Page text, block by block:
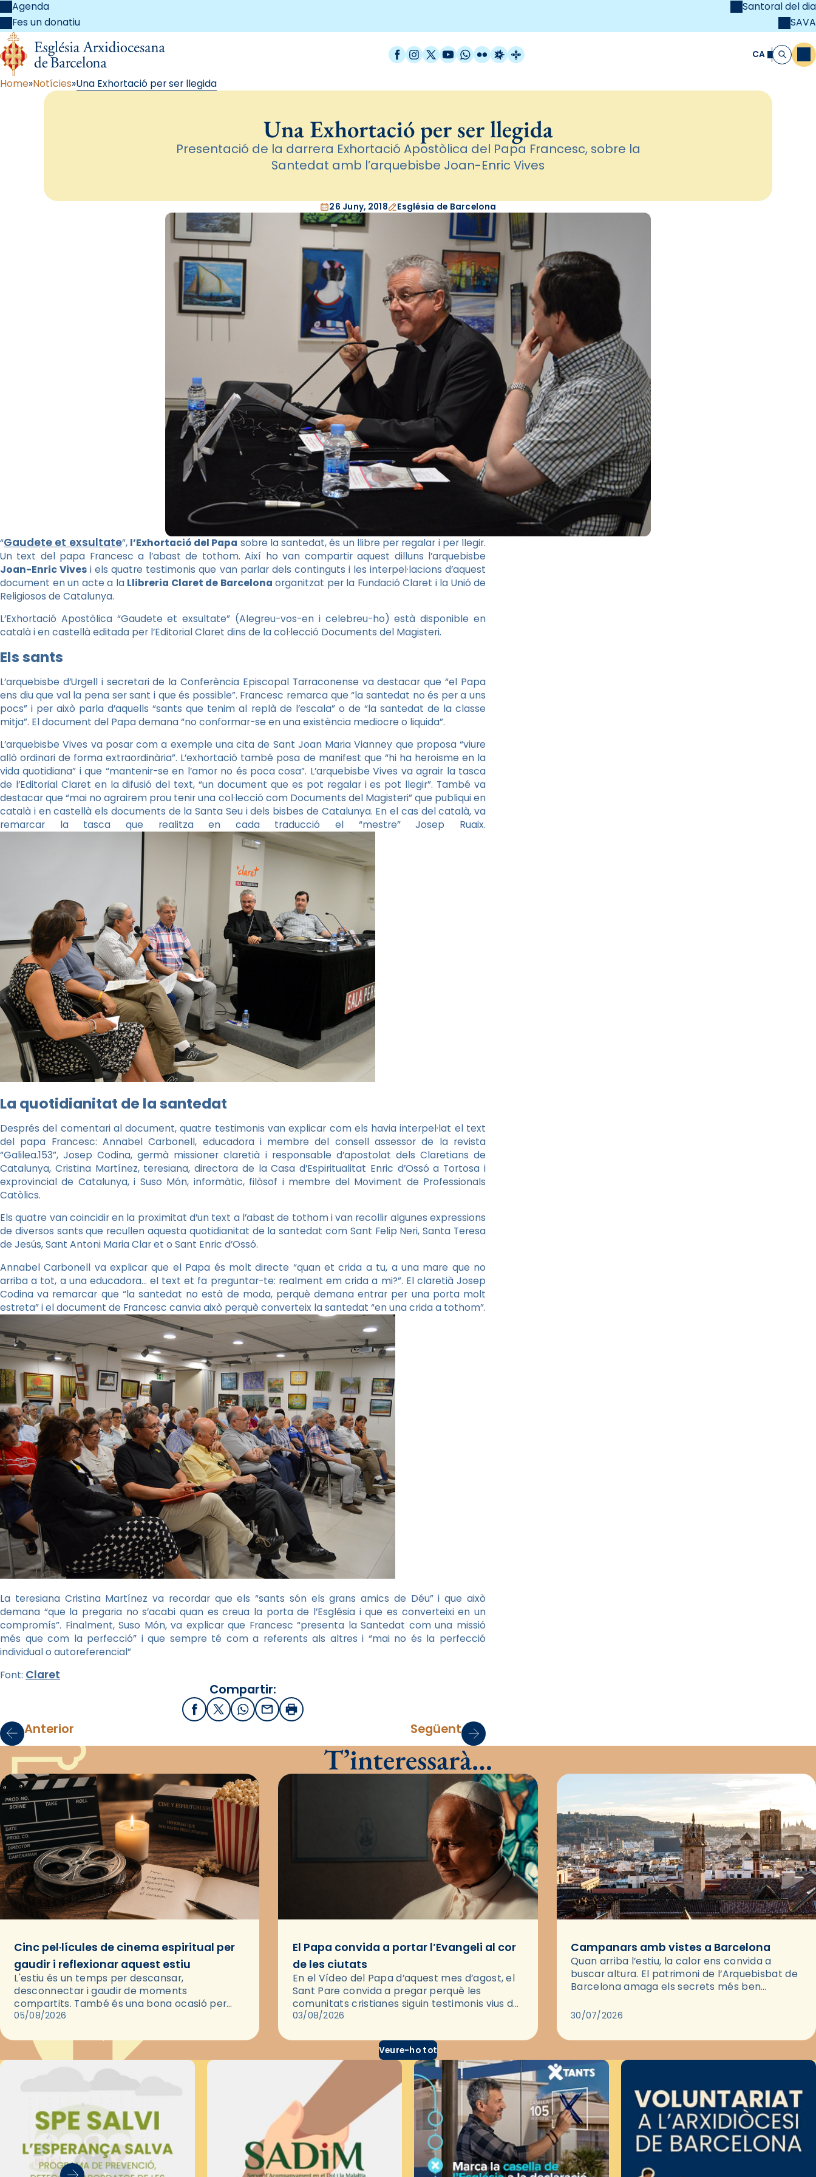
Agenda
Fes un donatiu
Santoral del dia
SAVA
Facebook
Instagram
X / Twitter
YouTube
WhatsApp
FlickrRadio Estel
Catalunya Cristiana CA Cerca
Home Notícies Una Exhortació per ser llegida
Una Exhortació per ser llegida
Presentació de la darrera Exhortació Apostòlica del Papa Francesc, sobre la
Santedat amb l’arquebisbe Joan-Enric Vives
26 Juny, 2018 Església de Barcelona
“Gaudete et exsultate”, l’Exhortació del Papa sobre la santedat, és un llibre per regalar i per llegir.
Un text del papa Francesc a l’abast de tothom. Així ho van compartir aquest dilluns l’arquebisbe
Joan-Enric Vives i els quatre testimonis que van parlar dels continguts i les interpel·lacions d’aquest
document en un acte a la Llibreria Claret de Barcelona organitzat per la Fundació Claret i la Unió de
Religiosos de Catalunya.
L’Exhortació Apostòlica “Gaudete et exsultate” (Alegreu-vos-en i celebreu-ho) està disponible en
català i en castellà editada per l’Editorial Claret dins de la col·lecció Documents del Magisteri.
Els sants
L’arquebisbe d’Urgell i secretari de la Conferència Episcopal Tarraconense va destacar que “el Papa
ens diu que val la pena ser sant i que és possible”. Francesc remarca que “la santedat no és per a uns
pocs” i per això parla d’aquells “sants que tenim al replà de l’escala” o de “la santedat de la classe
mitja”. El document del Papa demana “no conformar-se en una existència mediocre o liquida”.
L’arquebisbe Vives va posar com a exemple una cita de Sant Joan Maria Vianney que proposa “viure
allò ordinari de forma extraordinària”. L’exhortació també posa de manifest que “hi ha heroisme en la
vida quotidiana” i que “mantenir-se en l’amor no és poca cosa”. L’arquebisbe Vives va agrair la tasca
de l’Editorial Claret en la difusió del text, “un document que es pot regalar i es pot llegir”. També va
destacar que “mai no agrairem prou tenir una col·lecció com Documents del Magisteri” que publiqui en
català i en castellà els documents de la Santa Seu i dels bisbes de Catalunya. En el cas del català, va
remarcar la tasca que realitza en cada traducció el “mestre” Josep Ruaix.
La quotidianitat de la santedat
Després del comentari al document, quatre testimonis van explicar com els havia interpel·lat el text
del papa Francesc: Annabel Carbonell, educadora i membre del consell assessor de la revista
“Galilea.153”, Josep Codina, germà missioner claretià i responsable d’apostolat dels Claretians de
Catalunya, Cristina Martínez, teresiana, directora de la Casa d’Espiritualitat Enric d’Ossó a Tortosa i
exprovincial de Catalunya, i Suso Món, informàtic, filòsof i membre del Moviment de Professionals
Catòlics.
Els quatre van coincidir en la proximitat d’un text a l’abast de tothom i van recollir algunes expressions
de diversos sants que recullen aquesta quotidianitat de la santedat com Sant Felip Neri, Santa Teresa
de Jesús, Sant Antoni Maria Clar et o Sant Enric d’Ossó.
Annabel Carbonell va explicar que el Papa és molt directe “quan et crida a tu, a una mare que no
arriba a tot, a una educadora… el text et fa preguntar-te: realment em crida a mi?”. El claretià Josep
Codina va remarcar que “la santedat no està de moda, perquè demana entrar per una porta molt
estreta” i el document de Francesc canvia això perquè converteix la santedat “en una crida a tothom”.
La teresiana Cristina Martínez va recordar que els “sants són els grans amics de Déu” i que això
demana “que la pregaria no s’acabi quan es creua la porta de l’Església i que es converteixi en un
compromís”. Finalment, Suso Món, va explicar que Francesc “presenta la Santedat com una missió
més que com la perfecció” i que sempre té com a referents als altres i “mai no és la perfecció
individual o autoreferencial”
Font: Claret
Compartir:
FacebookX / Twitter
WhatsApp
EmailImprimir
Anterior Següent
T’interessarà…
Cinc pel·lícules de cinema espiritual per
gaudir i reflexionar aquest estiu
L'estiu és un temps per descansar,
desconnectar i gaudir de moments
compartits. També és una bona ocasió per
deixar-se portar per una bona història i, a
05/08/2026
El Papa convida a portar l’Evangeli al cor
de les ciutats
En el Vídeo del Papa d’aquest mes d’agost, el
Sant Pare convida a pregar perquè les
comunitats cristianes siguin testimonis vius de
l’Evangeli enmig de les ciutats. A través d’una
03/08/2026
Campanars amb vistes a Barcelona
Quan arriba l’estiu, la calor ens convida a
buscar altura. El patrimoni de l’Arquebisbat de
Barcelona amaga els secrets més ben
campanars i les cobertes…
30/07/2026
Veure-ho tot